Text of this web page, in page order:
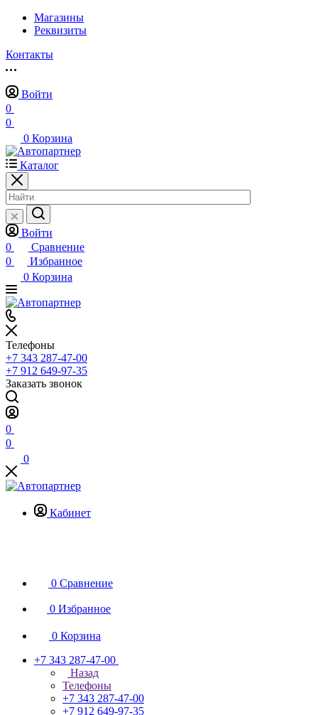
Магазины
Реквизиты
Контакты
Войти
0
0
0 Корзина
Каталог
Войти
0
Сравнение
0
Избранное
0 Корзина
Телефоны
+7 343 287-47-00
+7 912 649-97-35
Заказать звонок
0
0
0
Кабинет
0 Сравнение
0 Избранное
0 Корзина
+7 343 287-47-00
Назад
Телефоны
+7 343 287-47-00
+7 912 649-97-35